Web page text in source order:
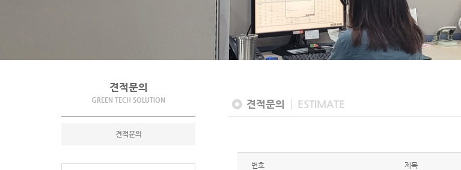
견적문의
GREEN TECH SOLUTION
견적문의
견적문의 ESTIMATE
번호 제목